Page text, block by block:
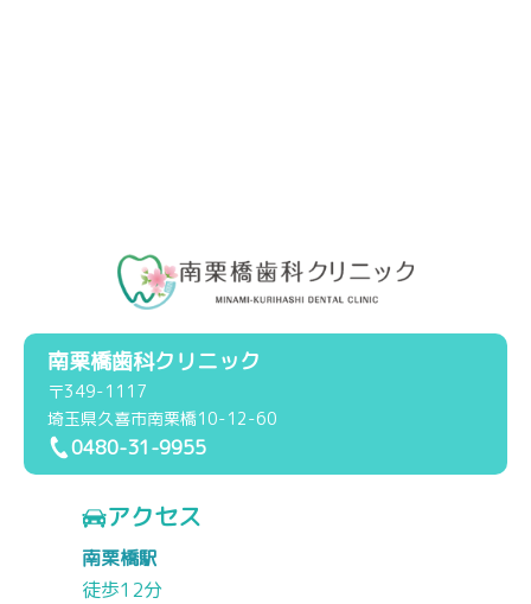
南栗橋歯科クリニック
〒349-1117
埼玉県久喜市南栗橋10-12-60
0480-31-9955
アクセス
南栗橋駅
徒歩12分